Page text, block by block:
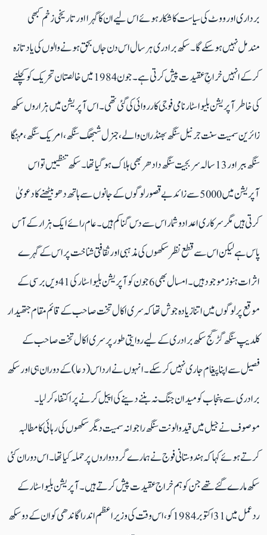
برداری اور ووٹ کی سیاست کا شکار ہوئےاس لیے ان کا گہرااور تاریخی زخم کبھی
مندمل نہیں ہوسکےگا۔ سکھ برادری ہر سال اس دن جاں بحق ہونے والوں کی یاد تازہ
کرکے انہیں خراجِ عقیدت پیش کرتی ہے۔جون 1984 میں خالصتان تحریک کو کچلنے
کی خاطر آپریشن بلیو اسٹار نامی فوجی کارروائی کی گئی تھی ۔ اس آپریشن میں ہزاروں سکھ
زائرین سمیت سنت جرنیل سنگھ بھنڈران والے، جنرل شبھگ سنگھ، امریک سنگھ، مہنگا
سنگھ ببر اور 13 سالہ سربجیت سنگھ دادھر بھی ہلاک ہو گیاتھا۔ سکھ تنظیمیں تو اس
آپریشن میں 5000 سے زائد بے قصورلوگوں کے جانوں سے ہاتھ دھو بیٹھنے کا دعویٰ
کرتی ہیں مگر سرکاری اعدادوشمار اس سےدس گنا کم ہیں ۔ عام رائے ایک ہزار کے آس
پاس ہےلیکن اس سے قطع نظر سکھوں کی مذہبی اور ثقافتی شناخت پر اس کے گہرے
اثرات ہنوز موجود ہیں۔ امسال بھی 6 جون کو آپریشن بلیوا سٹار کی 41 ویں برسی کے
موقع پر لوگوں میں اتنا زیادہ جوش تھا کہ سری اکال تخت صاحب کے قائم مقام جتھیدار
کلدیپ سنگھ گڑگج سکھ برادری کے لیے روایتی طور پر سری اکال تخت صاحب کے
فصیل سے اپنا پیغام جاری نہیں کرسکے۔ انہوں نے ارداس (دعا) کے دوران ہی اور سکھ
برادری سے پنجاب کو میدان جنگ نہ بننے دینے کی اپیل کرنے پر اکتفاء کرلیا ۔
موصوف نے جیل میں قید والونت سنگھ راجوانہ سمیت دیگر سکھوں کی رہائی کا مطالبہ
کرتے ہوئے کہا کہ ہندوستانی فوج نے ہمارے گرودواروں پر حملہ کیا تھا۔ اس دوران کئی
سکھ مارے گئے تھے جن کو ہم خراج عقیدت پیش کرتے ہیں۔ آپریشن بلیو اسٹار کے
ردعمل میں 31 اکتوبر 1984 کو، اس وقت کی وزیر اعظم اندرا گاندھی کو ان کے دو سکھ